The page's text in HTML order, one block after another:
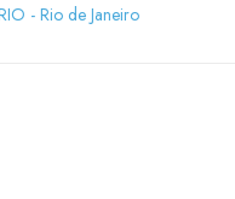
- Rio de Janeiro